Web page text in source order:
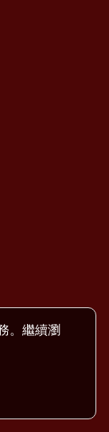
。繼續瀏